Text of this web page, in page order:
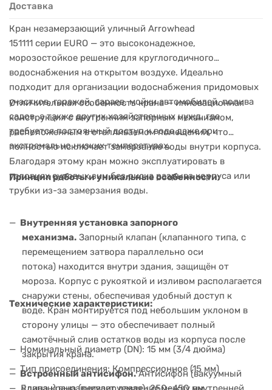
Доставка
Кран незамерзающий уличный Arrowhead
151111 серии EURO — это высоконадежное,
морозостойкое решение для круглогодичного
водоснабжения на открытом воздухе. Идеально
подходит для организации водоснабжения придомовых
участков, гаражей, сараев, мойки автомобилей, полива
садов, а также других хозяйственных нужд, где
требуется постоянный доступ к воде даже при
экстремально низких температурах.
Отличительная особенность крана — инновационная
конструкция с внутренним запорным механизмом,
расположенным в отапливаемом помещении, что
полностью исключает замерзание воды внутри корпуса.
Благодаря этому кран можно эксплуатировать в
условиях суровых зим без риска разрыва корпуса или
трубки из-за замерзания воды.
Принцип работы и уникальные особенности:
Внутренняя установка запорного
механизма. Запорный клапан (клапанного типа, с
перемещением затвора параллельно оси
потока) находится внутри здания, защищён от
мороза. Корпус с рукояткой и изливом располагается
снаружи стены, обеспечивая удобный доступ к
воде. Кран монтируется под небольшим уклоном в
сторону улицы — это обеспечивает полный
самотёчный слив остатков воды из корпуса после
закрытия крана.
Встроенный антисифон.Антисифон (вакуумный
Технические характеристики:
Номинальный диаметр (DN): 15 мм (3/4 дюйма)
Тип присоединения: Компрессионное (15 мм)